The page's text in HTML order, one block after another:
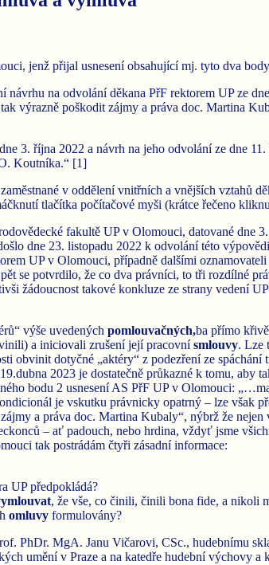
jenž přijal usnesení obsahující mj. tyto dva
na odvolání děkana PřF rektorem UP ze
výrazně poškodit zájmy a práva doc. Martina
3. října 2022 a návrh na jeho odvolání ze dne
Koutníka.“ [1]
v oddělení vnitřních a vnějších vztahů
tlačítka počítačové myši (krátce řečeno
fakultě UP v Olomouci, datované dne
dne 23. listopadu 2022 k odvolání této
UP v Olomouci, případně dalšími
se potvrdilo, že co dva právníci, to tři rozdílné
žádoucnost takové konkluze ze strany vedení
výše uvedených pomlouvačných,ba přímo
a iniciovali zrušení její pracovnísmlouvy. Lze
obvinit dotyčné „aktéry“ z podezření ze
2023 je dostatečně průkazné k tomu, aby
bodu 2 usnesení AS PřF UP v Olomouci:
je vskutku právnicky opatrný – lze však
a práva doc. Martina Kubaly“, nýbrž že
– ať padouch, nebo hrdina, vždyť jsme
tak postrádám čtyři zásadní informace:
UP předpokládá?
, že vše, co činili, činili bona fide, a nikoli
omluvy formulovány?
PhDr. MgA. Janu Vičarovi, CSc., hudebnímu
umění v Praze a na katedře hudební výchovy